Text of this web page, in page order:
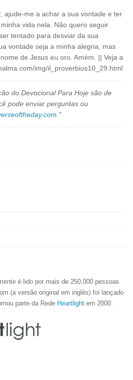
ajude-me a achar a sua vontade e ter
vida nela. Não quero seguir
tentado para desviar da sua
vontade seja a minha alegria, mas
de Jesus eu oro. Amém. || Veja a
img/il_proverbios10_29.html
do Devocional Para Hoje são de
pode enviar perguntas ou
."
é lido por mais de 250,000 pessoas
(a versão original em inglês) foi lançado
parte da Rede Heartlight em 2000.